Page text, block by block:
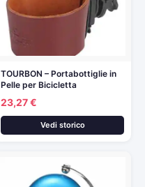
TOURBON – Portabottiglie in
Pelle per Bicicletta
23,27 €
Vedi storico